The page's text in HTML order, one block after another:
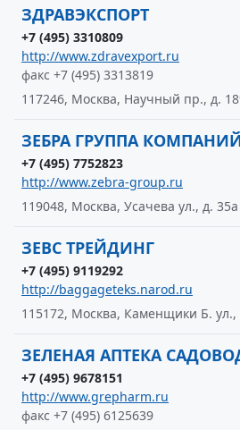
ЗДРАВЭКСПОРТ
+7 (495) 3310809
http://www.zdravexport.ru
факс +7 (495) 3313819
117246, Москва, Научный пр., д.
ЗЕБРА ГРУППА
+7 (495) 7752823
http://www.zebra-group.ru
119048, Москва, Усачева ул., д. 35а
ЗЕВС ТРЕЙДИНГ
+7 (495) 9119292
http://baggageteks.narod.ru
115172, Москва, Каменщики Б. ул.,
ЗЕЛЕНАЯ АПТЕКА
+7 (495) 9678151
http://www.grepharm.ru
факс +7 (495) 6125639